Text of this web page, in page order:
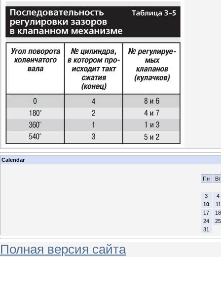
Calendar
Пн
Вт
3
4
10
11
17
18
24
25
31
Полная версия сайта